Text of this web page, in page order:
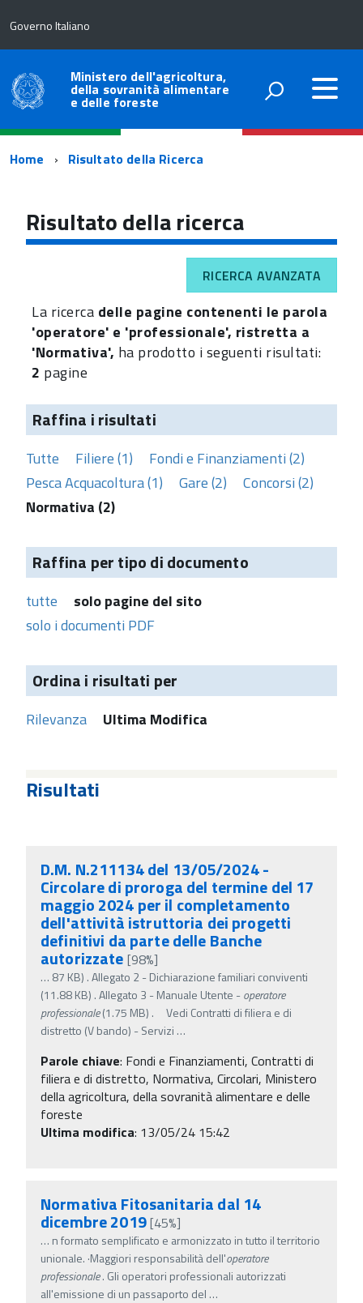
Governo Italiano
Ministero dell'agricoltura,
della sovranità alimentare
e delle foreste
Percorso
navigazione
Home Risultato della Ricerca
Risultato della ricerca
RICERCA AVANZATA
La ricerca delle pagine contenenti le parola
'operatore' e 'professionale', ristretta a
'Normativa', ha prodotto i seguenti risultati:
2 pagine
Raffina i risultati
Tutte Filiere (1)
Fondi e Finanziamenti (2)
Pesca Acquacoltura (1)
Gare (2)
Concorsi (2)
Normativa (2)
Raffina per tipo di documento
tutte
solo pagine del sito
solo i documenti PDF
Ordina i risultati per
Rilevanza Ultima Modifica
Risultati
D.M. N.211134 del 13/05/2024 -
Circolare di proroga del termine del 17
maggio 2024 per il completamento
dell'attività istruttoria dei progetti
definitivi da parte delle Banche
autorizzate [98%]
… 87 KB) . Allegato 2 - Dichiarazione familiari conviventi
(11.88 KB) . Allegato 3 - Manuale Utente -operatore
professionale(1.75 MB) . Vedi Contratti di filiera e di
distretto (V bando) - Servizi …
Parole chiave: Fondi e Finanziamenti, Contratti di
filiera e di distretto, Normativa, Circolari, Ministero
della agricoltura, della sovranità alimentare e delle
foreste
Ultima modifica: 13/05/24 15:42
Normativa Fitosanitaria dal 14
dicembre 2019[45%]
… n formato semplificato e armonizzato in tutto il territorio
unionale. ·Maggiori responsabilità dell'operatore
professionale. Gli operatori professionali autorizzati
all'emissione di un passaporto del …